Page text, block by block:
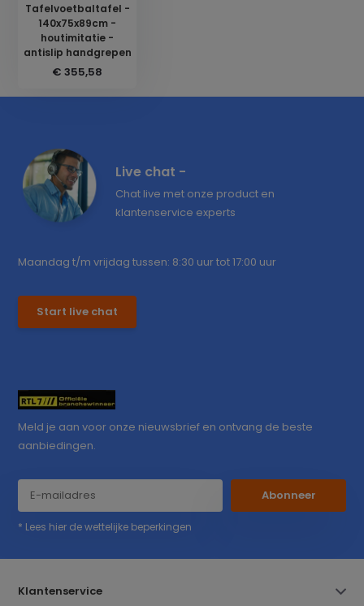
Tafelvoetbaltafel -
140x75x89cm -
houtimitatie -
antislip handgrepen
€ 355,58
Live chat -
Chat live met onze product en
klantenservice experts
Maandag t/m vrijdag tussen: 8:30 uur tot 17:00 uur
Start live chat
Meld je aan voor onze nieuwsbrief en ontvang de beste
aanbiedingen.
Abonneer
* Lees hier de wettelijke beperkingen
Klantenservice